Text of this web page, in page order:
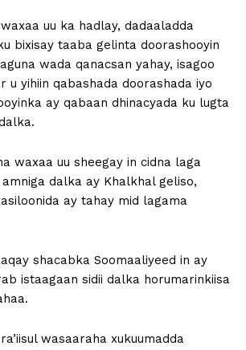
uu ka hadlay, dadaaladda
bixisay taaba gelinta doorashooyin
wada qanacsan yahay, isagoo
u yihiin qabashada doorashada iyo
ay qabaan dhinacyada ku lugta
waxaa uu sheegay in cidna laga
dalka ay Khalkhal geliso,
ay tahay mid lagama
shacabka Soomaaliyeed in ay
istaagaan sidii dalka horumarinkiisa
wasaaraha xukuumadda